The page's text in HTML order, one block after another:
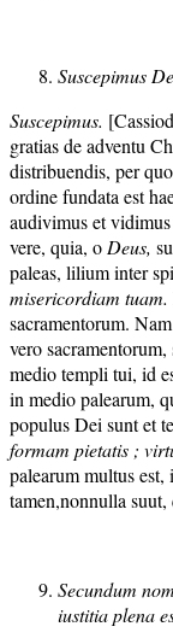
Suscepimus
Suscepimus.
gratias de adventu
distribuendis, per
ordine fundata est
audivimus et
vere, quia, o Deus,
paleas, lilium inter
misericordiam tuam.
sacramentorum.
vero
medio templi tui, id
in medio palearum,
populus Dei sunt et
formam pietatis ;
palearum multus est,
tamen,nonnulla suut,
Secundum
iustitia plena